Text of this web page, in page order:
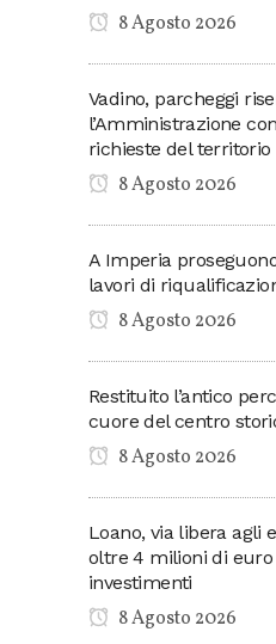
8 Agosto 2026
Vadino, parcheggi
l’Amministrazione
richieste del territorio
8 Agosto 2026
A Imperia
lavori di
8 Agosto 2026
Restituito l’antico
cuore del centro
8 Agosto 2026
Loano, via libera agli
oltre 4 milioni di
investimenti
8 Agosto 2026